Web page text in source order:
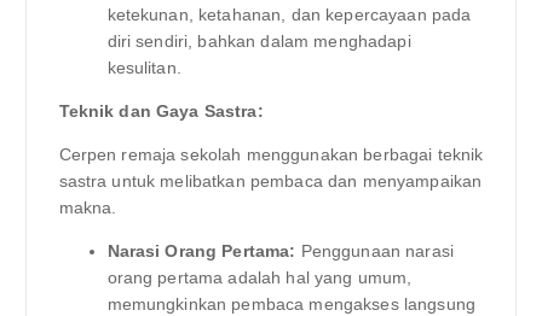
ketekunan, ketahanan, dan kepercayaan pada
diri sendiri, bahkan dalam menghadapi
kesulitan.
Teknik dan Gaya Sastra:
Cerpen remaja sekolah menggunakan berbagai teknik
sastra untuk melibatkan pembaca dan menyampaikan
makna.
Narasi Orang Pertama: Penggunaan narasi
orang pertama adalah hal yang umum,
memungkinkan pembaca mengakses langsung